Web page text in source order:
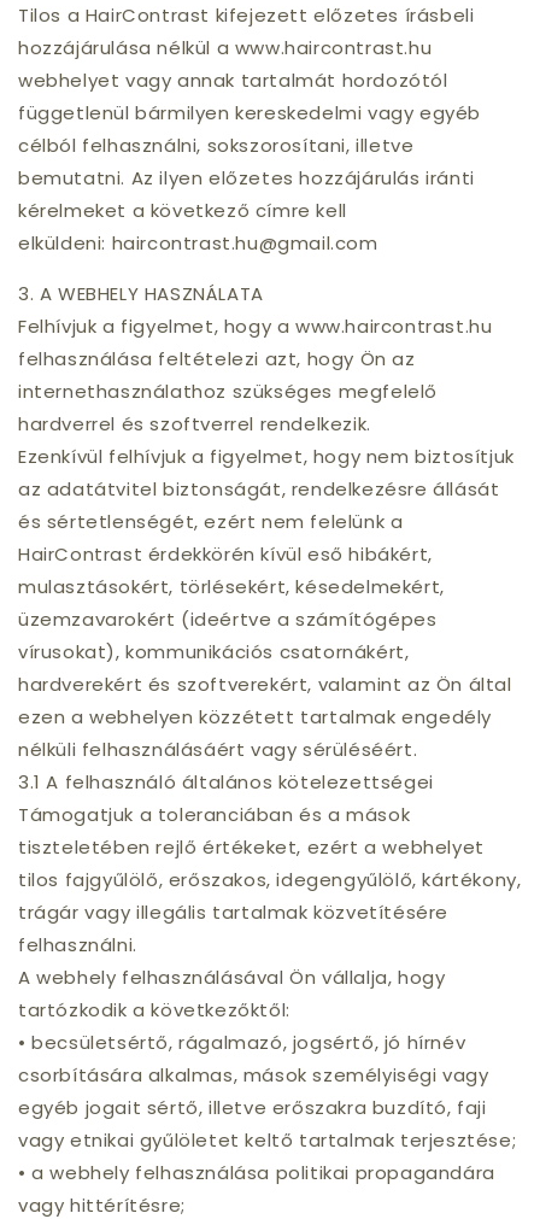
Tilos a HairContrast kifejezett előzetes írásbeli
hozzájárulása nélkül a www.haircontrast.hu
webhelyet vagy annak tartalmát hordozótól
függetlenül bármilyen kereskedelmi vagy egyéb
célból felhasználni, sokszorosítani, illetve
bemutatni. Az ilyen előzetes hozzájárulás iránti
kérelmeket a következő címre kell
elküldeni: haircontrast.hu@gmail.com
3. A WEBHELY HASZNÁLATA
Felhívjuk a figyelmet, hogy a www.haircontrast.hu
felhasználása feltételezi azt, hogy Ön az
internethasználathoz szükséges megfelelő
hardverrel és szoftverrel rendelkezik.
Ezenkívül felhívjuk a figyelmet, hogy nem biztosítjuk
az adatátvitel biztonságát, rendelkezésre állását
és sértetlenségét, ezért nem felelünk a
HairContrast érdekkörén kívül eső hibákért,
mulasztásokért, törlésekért, késedelmekért,
üzemzavarokért (ideértve a számítógépes
vírusokat), kommunikációs csatornákért,
hardverekért és szoftverekért, valamint az Ön által
ezen a webhelyen közzétett tartalmak engedély
nélküli felhasználásáért vagy sérüléséért.
3.1 A felhasználó általános kötelezettségei
Támogatjuk a toleranciában és a mások
tiszteletében rejlő értékeket, ezért a webhelyet
tilos fajgyűlölő, erőszakos, idegengyűlölő, kártékony,
trágár vagy illegális tartalmak közvetítésére
felhasználni.
A webhely felhasználásával Ön vállalja, hogy
tartózkodik a következőktől:
• becsületsértő, rágalmazó, jogsértő, jó hírnév
csorbítására alkalmas, mások személyiségi vagy
egyéb jogait sértő, illetve erőszakra buzdító, faji
vagy etnikai gyűlöletet keltő tartalmak terjesztése;
• a webhely felhasználása politikai propagandára
vagy hittérítésre;